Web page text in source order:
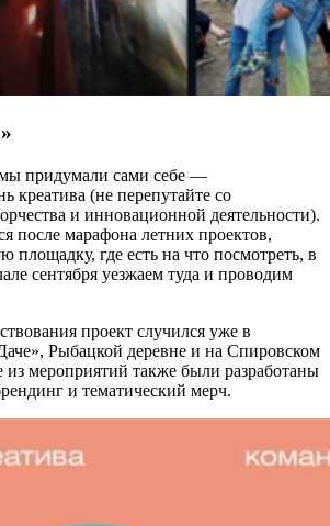
придумали сами себе —
креатива (не перепутайте со
и инновационной деятельности).
после марафона летних проектов,
где есть на что посмотреть, в
сентября уезжаем туда и проводим
проект случился уже в
Рыбацкой деревне и на Спировском
из мероприятий также были разработаны
и тематический мерч.